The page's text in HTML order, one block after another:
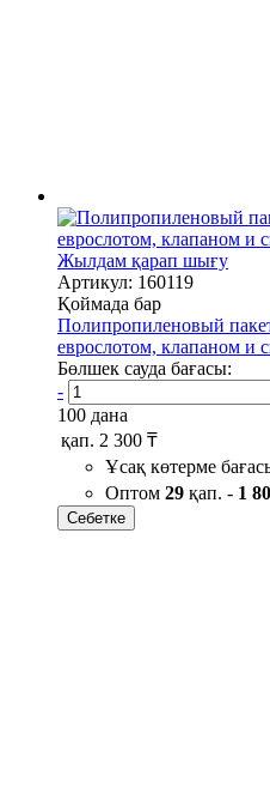
Жылдам қарап шығу
Артикул: 160119
Қоймада бар
Полипропиленовый
еврослотом, клапаном и
Бөлшек сауда бағасы:
-
100 дана
қап. 2 300 ₸
Ұсақ көтерме
Оптом 29 қап. - 1
Себетке